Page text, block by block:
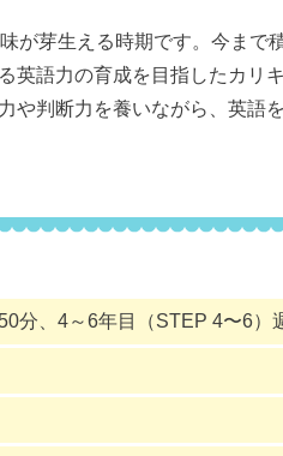
が芽生える時期です。今まで
英語力の育成を目指したカリ
や判断力を養いながら、英語
分、4～6年目（STEP 4〜6